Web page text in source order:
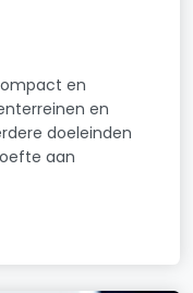
en
en
doeleinden
aan